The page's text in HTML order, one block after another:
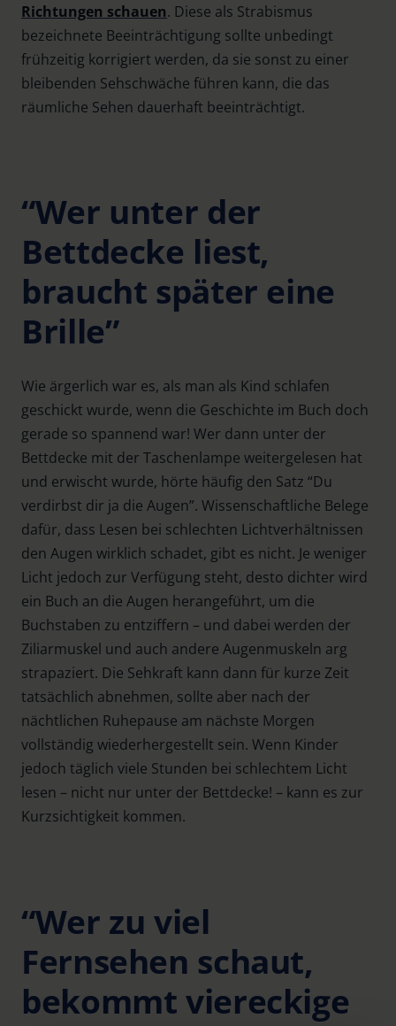
Richtungen schauen. Diese als Strabismus
bezeichnete Beeinträchtigung sollte unbedingt
frühzeitig korrigiert werden, da sie sonst zu einer
bleibenden Sehschwäche führen kann, die das
räumliche Sehen dauerhaft beeinträchtigt.
“Wer unter der
Bettdecke liest,
braucht später eine
Brille”
Wie ärgerlich war es, als man als Kind schlafen
geschickt wurde, wenn die Geschichte im Buch doch
gerade so spannend war! Wer dann unter der
Bettdecke mit der Taschenlampe weitergelesen hat
und erwischt wurde, hörte häufig den Satz “Du
verdirbst dir ja die Augen”. Wissenschaftliche Belege
dafür, dass Lesen bei schlechten Lichtverhältnissen
den Augen wirklich schadet, gibt es nicht. Je weniger
Licht jedoch zur Verfügung steht, desto dichter wird
ein Buch an die Augen herangeführt, um die
Buchstaben zu entziffern – und dabei werden der
Ziliarmuskel und auch andere Augenmuskeln arg
strapaziert. Die Sehkraft kann dann für kurze Zeit
tatsächlich abnehmen, sollte aber nach der
nächtlichen Ruhepause am nächste Morgen
vollständig wiederhergestellt sein. Wenn Kinder
jedoch täglich viele Stunden bei schlechtem Licht
lesen – nicht nur unter der Bettdecke! – kann es zur
Kurzsichtigkeit kommen.
“Wer zu viel
Fernsehen schaut,
bekommt viereckige